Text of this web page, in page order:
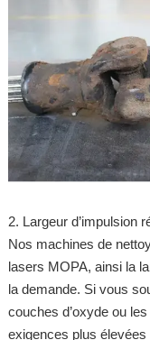
2. Largeur d’impulsion
Nos machines de
lasers MOPA, ainsi la
la demande. Si vous
couches d’oxyde ou
exigences plus